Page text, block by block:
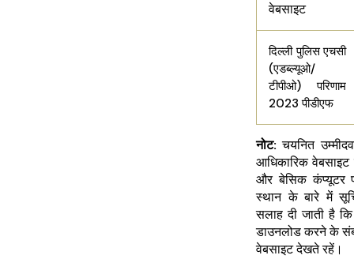
वेबसाइट
दिल्ली पुलिस एचसी
(एडब्ल्यूओ/
टीपीओ) परिणाम
2023 पीडीएफ
नोट:चयनित
आधिकारिक वेबसाइट
और बेसिक कंप्यूटर
स्थान के बारे में
सलाह दी जाती है
डाउनलोड करने के
वेबसाइट देखते रहें।